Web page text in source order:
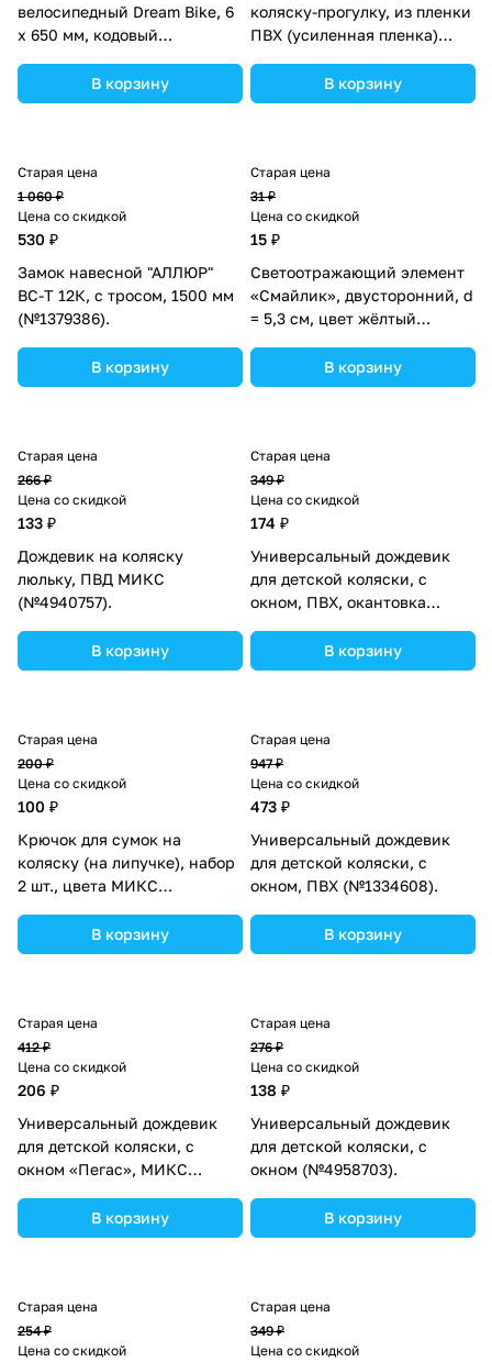
велосипедный Dream Bike, 6
х 650 мм, кодовый
В корзину
коляску-прогулку, из пленки
ПВХ (усиленная пленка)
В корзину
Старая цена
1 060 ₽
Цена со скидкой
530 ₽
Замок навесной "АЛЛЮР"
ВС-Т 12К, с тросом, 1500 мм
(№1379386).
В корзину
Старая цена
31 ₽
Цена со скидкой
15 ₽
Светоотражающий элемент
«Смайлик», двусторонний, d
= 5,3 см, цвет жёлтый
В корзину
Старая цена
266 ₽
Цена со скидкой
133 ₽
Дождевик на коляску
люльку, ПВД МИКС
(№4940757).
В корзину
Старая цена
349 ₽
Цена со скидкой
174 ₽
Универсальный дождевик
для детской коляски, с
окном, ПВХ, окантовка
В корзину
Старая цена
200 ₽
Цена со скидкой
100 ₽
Крючок для сумок на
коляску (на липучке), набор
2 шт., цвета МИКС
В корзину
Старая цена
947 ₽
Цена со скидкой
473 ₽
Универсальный дождевик
для детской коляски, с
окном, ПВХ (№1334608).
В корзину
Старая цена
412 ₽
Цена со скидкой
206 ₽
Универсальный дождевик
для детской коляски, с
окном «Пегас», МИКС
В корзину
Старая цена
276 ₽
Цена со скидкой
138 ₽
Универсальный дождевик
для детской коляски, с
окном (№4958703).
В корзину
Старая цена
254 ₽
Цена со скидкой
Старая цена
349 ₽
Цена со скидкой